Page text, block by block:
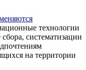
технологии
систематизации
на территории